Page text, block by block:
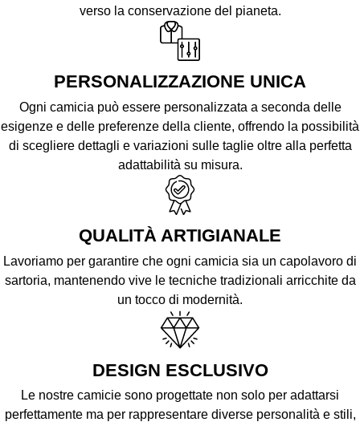
verso la conservazione del pianeta.
PERSONALIZZAZIONE UNICA
Ogni camicia può essere personalizzata a seconda delle
esigenze e delle preferenze della cliente, offrendo la possibilità
di scegliere dettagli e variazioni sulle taglie oltre alla perfetta
adattabilità su misura.
QUALITÀ ARTIGIANALE
Lavoriamo per garantire che ogni camicia sia un capolavoro di
sartoria, mantenendo vive le tecniche tradizionali arricchite da
un tocco di modernità.
DESIGN ESCLUSIVO
Le nostre camicie sono progettate non solo per adattarsi
perfettamente ma per rappresentare diverse personalità e stili,